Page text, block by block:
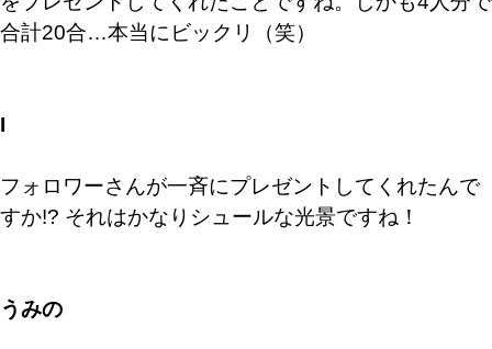
合計20合…本当にビックリ（笑）
I
フォロワーさんが一斉にプレゼントしてくれたんで
すか!? それはかなりシュールな光景ですね！
うみの